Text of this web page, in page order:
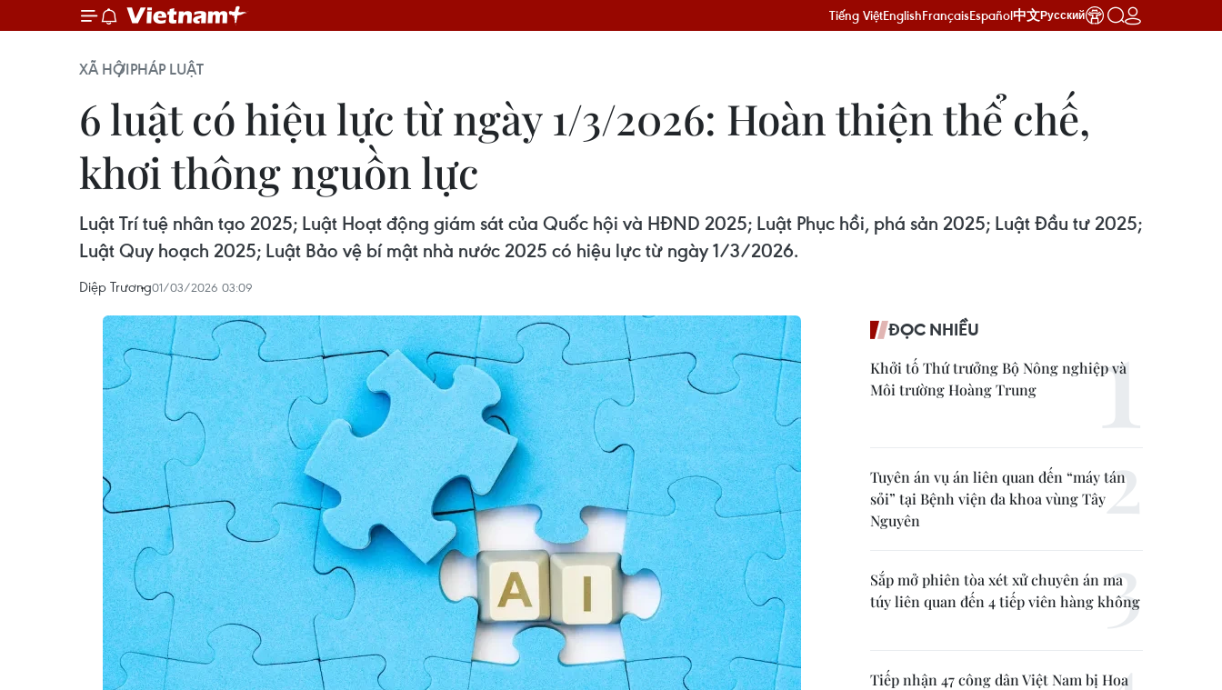
Tiếng ViệtEnglishFrançaisEspañol中文Русский
XÃ HỘIPHÁP LUẬT
6 luật có hiệu lực từ ngày 1/3/2026: Hoàn thiện thể chế,
khơi thông nguồn lực
Luật Trí tuệ nhân tạo 2025; Luật Hoạt động giám sát của Quốc hội và HĐND 2025; Luật Phục hồi, phá sản 2025; Luật Đầu tư 2025;
Luật Quy hoạch 2025; Luật Bảo vệ bí mật nhà nước 2025 có hiệu lực từ ngày 1/3/2026.
Diệp Trương01/03/2026 03:09
ĐỌC NHIỀU
Khởi tố Thứ trưởng Bộ Nông nghiệp và
Môi trường Hoàng Trung
Tuyên án vụ án liên quan đến “máy tán
sỏi” tại Bệnh viện đa khoa vùng Tây
Nguyên
Sắp mở phiên tòa xét xử chuyên án ma
túy liên quan đến 4 tiếp viên hàng không
Tiếp nhận 47 công dân Việt Nam bị Hoa